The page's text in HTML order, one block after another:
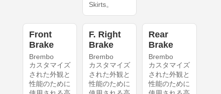
Skirts。
Front
Brake
Brembo
カスタマイズ
された外観と
性能のために
F. Right
Brake
Brembo
カスタマイズ
された外観と
性能のために
Rear
Brake
Brembo
カスタマイズ
された外観と
性能のために